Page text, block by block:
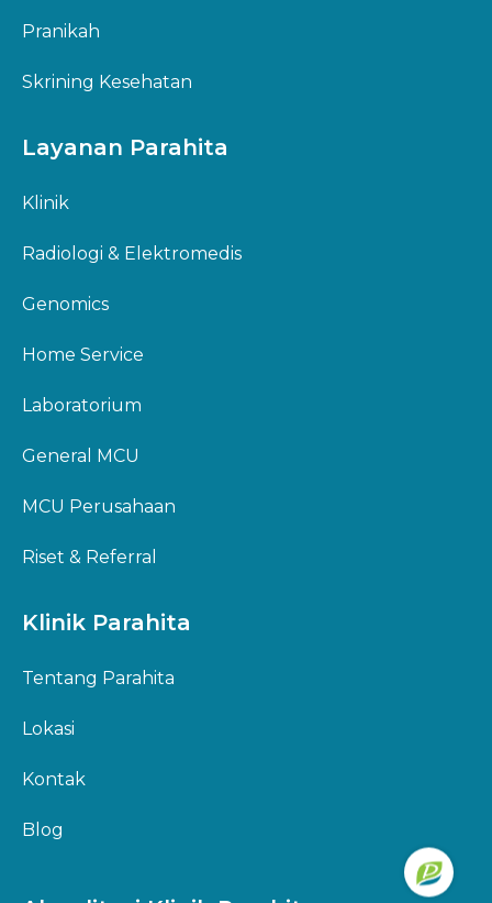
Pranikah
Skrining Kesehatan
Layanan Parahita
Klinik
Radiologi & Elektromedis
Genomics
Home Service
Laboratorium
General MCU
MCU Perusahaan
Riset & Referral
Klinik Parahita
Tentang Parahita
Lokasi
Kontak
Blog